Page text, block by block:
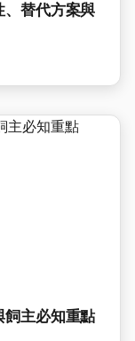
、替代方案與
飼主必知重點